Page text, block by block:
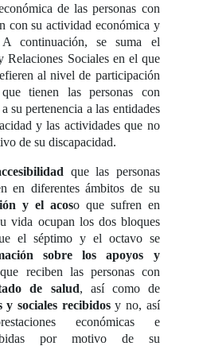
de las personas con
con su actividad económica y
A continuación, se suma el
Relaciones Sociales en el que
al nivel de participación
tienen las personas con
su pertenencia a las entidades
y las actividades que no
de su discapacidad.
que las personas
en diferentes ámbitos de su
y el acoso que sufren en
vida ocupan los dos bloques
el séptimo y el octavo se
sobre los apoyos y
que reciben las personas con
de salud, así como de
y sociales recibidosy no, así
económicas e
por motivo de su